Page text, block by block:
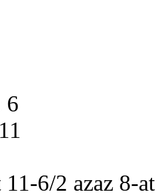
6
6/2 azaz 8-at